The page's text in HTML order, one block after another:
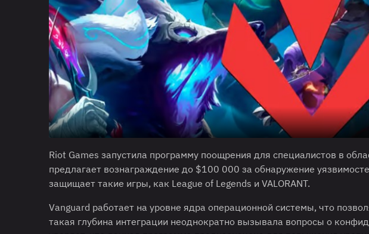
Riot Games запустила программу поощрения для специалистов в
предлагает вознаграждение до $100 000 за обнаружение
защищает такие игры, как League of Legends и VALORANT.
Vanguard работает на уровне ядра операционной системы, что
такая глубина интеграции неоднократно вызывала вопросы о